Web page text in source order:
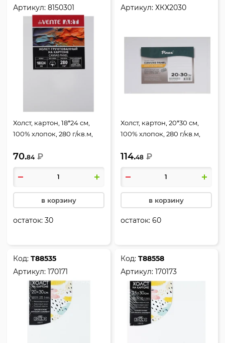
Артикул:8150301
Холст, картон, 18*24 см,
100% хлопок, 280 г/кв.м,
studio, deVENTE, 8150301
70.84 ₽
в корзину
остаток:30
Артикул:ХКХ2030
Холст, картон, 20*30 см,
100% хлопок, 280 г/кв.м,
ХКХ2030
114.48 ₽
в корзину
остаток:60
Код:Т88535
Артикул:170171
Код:Т88558
Артикул:170173